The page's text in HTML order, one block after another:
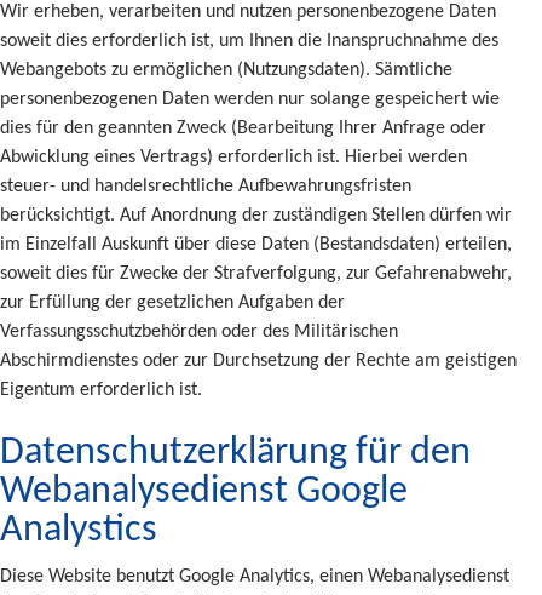
Wir erheben, verarbeiten und nutzen personenbezogene Daten
soweit dies erforderlich ist, um Ihnen die Inanspruchnahme des
Webangebots zu ermöglichen (Nutzungsdaten). Sämtliche
personenbezogenen Daten werden nur solange gespeichert wie
dies für den geannten Zweck (Bearbeitung Ihrer Anfrage oder
Abwicklung eines Vertrags) erforderlich ist. Hierbei werden
steuer- und handelsrechtliche Aufbewahrungsfristen
berücksichtigt. Auf Anordnung der zuständigen Stellen dürfen wir
im Einzelfall Auskunft über diese Daten (Bestandsdaten) erteilen,
soweit dies für Zwecke der Strafverfolgung, zur Gefahrenabwehr,
zur Erfüllung der gesetzlichen Aufgaben der
Verfassungsschutzbehörden oder des Militärischen
Abschirmdienstes oder zur Durchsetzung der Rechte am geistigen
Eigentum erforderlich ist.
Datenschutzerklärung für den
Webanalysedienst Google
Analystics
Diese Website benutzt Google Analytics, einen Webanalysedienst